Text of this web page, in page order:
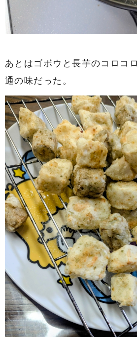
あとはゴボウと長芋のコロコ
通の味だった。